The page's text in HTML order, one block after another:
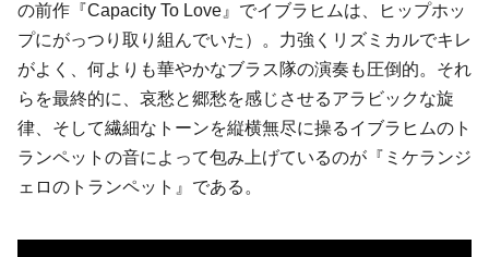
の前作『Capacity To Love』でイブラヒムは、ヒップホッ
プにがっつり取り組んでいた）。力強くリズミカルでキレ
がよく、何よりも華やかなブラス隊の演奏も圧倒的。それ
らを最終的に、哀愁と郷愁を感じさせるアラビックな旋
律、そして繊細なトーンを縦横無尽に操るイブラヒムのト
ランペットの音によって包み上げているのが『ミケランジ
ェロのトランペット』である。